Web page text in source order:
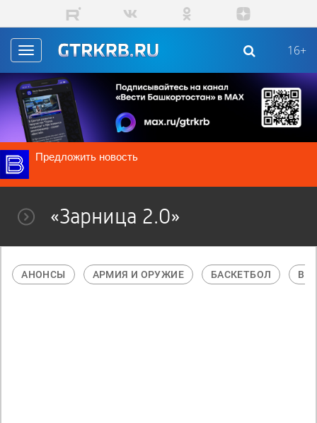
Перейти к основному содержанию
Toggle
navigation
16+
Предложить новость
«Зарница 2.0»
АНОНСЫ АРМИЯ И ОРУЖИЕ БАСКЕТБОЛ В